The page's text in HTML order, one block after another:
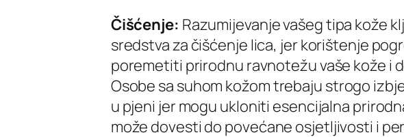
Čišćenje: Razumijevanje vašeg tipa kože
sredstva za čišćenje lica, jer korištenje
poremetiti prirodnu ravnotežu vaše kože i
Osobe sa suhom kožom trebaju strogo
u pjeni jer mogu ukloniti esencijalna
može dovesti do povećane osjetljivosti i